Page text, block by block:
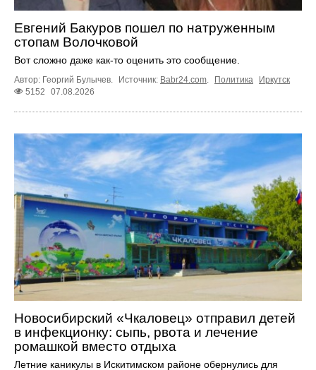
Евгений Бакуров пошел по натруженным
стопам Волочковой
Вот сложно даже как-то оценить это сообщение.
Автор: Георгий Булычев. Источник: Babr24.com. Политика
Иркутск
5152
07.08.2026
Новосибирский «Чкаловец» отправил детей
в инфекционку: сыпь, рвота и лечение
ромашкой вместо отдыха
Летние каникулы в Искитимском районе обернулись для